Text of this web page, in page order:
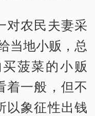
农民夫妻采
当地小贩，总
菠菜的小贩
着一般，但不
以象征性出钱